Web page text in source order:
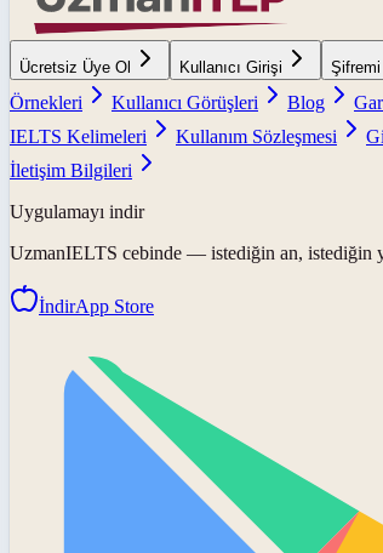
Ücretsiz Üye Ol Kullanıcı Girişi
Örnekleri
Kullanıcı Görüşleri Blog
IELTS Kelimeleri
Kullanım Sözleşmesi
İletişim Bilgileri
Uygulamayı indir
UzmanIELTS cebinde — istediğin an, istediğin
İndirApp Store